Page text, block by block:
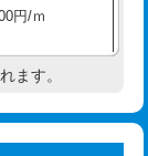
円
円
円/ｍ
査
ます。